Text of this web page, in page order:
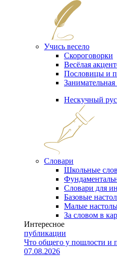
Учись весело
Скороговорки
Весёлая
Пословицы и
Нескучный
Словари
Школьные
Словари для
Базовые
Малые
За словом в
Интересное
публикации
Что общего у пошлости и
07.08.2026